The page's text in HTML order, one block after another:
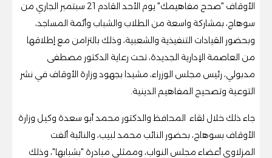
الأوقاف "صحح مفاهيمك" يوم الأحد القادم 21 سبتمبر الجاري من
سوهاج، بمشاركة واسعة من الطلاب والشباب وأئمة المساجد،
وبحضور القيادات التنفيذية والشعبية، وذلك بالتزامن مع إطلاقها
من العاصمة الإدارية الجديدة، تحت رعاية الدكتور مصطفى
مدبولي، رئيس مجلس الوزراء، مشيدا بجهود وزارة الأوقاف في نشر
التوعية وتصحيح المفاهيم الدينية.
جاء ذلك خلال لقاء المحافظ والدكتور محمد أبو سعدة وكيل وزارة
الأوقاف بسوهاج، بحضور النائب محمد لبيب، والنائبة ألفت
المزلاوي أعضاء مجلس النواب، وممثلي مبادرة "بشبابها"، وذلك